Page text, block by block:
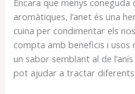
Encara que menys
aromàtiques, l’anet és una
cuina per condimentar els
compta amb beneficis i usos
un sabor semblant al de
pot ajudar a tractar diferents